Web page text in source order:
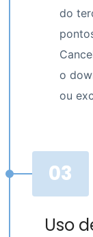
do
o
ou
03
Uso